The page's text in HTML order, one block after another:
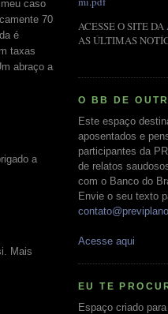
caso
70
é
taxas
abraço a
a
Mais
ACESSE O SITE DA
AS ÚLTIMAS
O BB DE
Este espaço
aposentados e
participantes da
de relatos
com o Banco do
Envie o seu texto
Acesse aqui
EU TE
Espaço criado